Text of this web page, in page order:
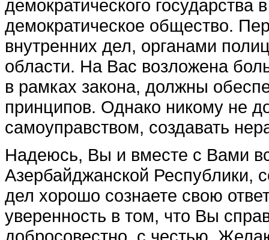
демократического
демократическое общество.
внутренних дел, органа­ми
области. На Вас возложена
в рамках закона, должны
принципов. Од­нако никому не
самоуправством, создавать
Надеюсь, Вы и вместе с Вами
Азербайджанской Республики,
дел хорошо сознаете свою
уверенность в том, что Вы
добросовестно, с честью.